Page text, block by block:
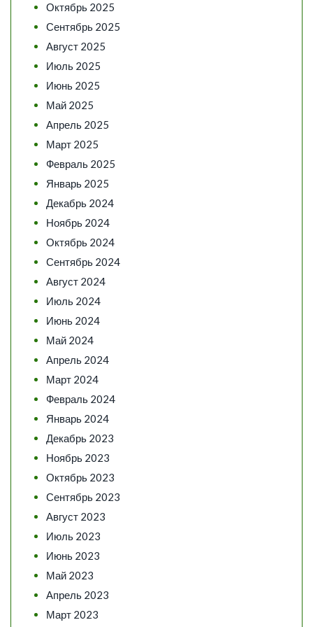
Октябрь 2025
Сентябрь 2025
Август 2025
Июль 2025
Июнь 2025
Май 2025
Апрель 2025
Март 2025
Февраль 2025
Январь 2025
Декабрь 2024
Ноябрь 2024
Октябрь 2024
Сентябрь 2024
Август 2024
Июль 2024
Июнь 2024
Май 2024
Апрель 2024
Март 2024
Февраль 2024
Январь 2024
Декабрь 2023
Ноябрь 2023
Октябрь 2023
Сентябрь 2023
Август 2023
Июль 2023
Июнь 2023
Май 2023
Апрель 2023
Март 2023